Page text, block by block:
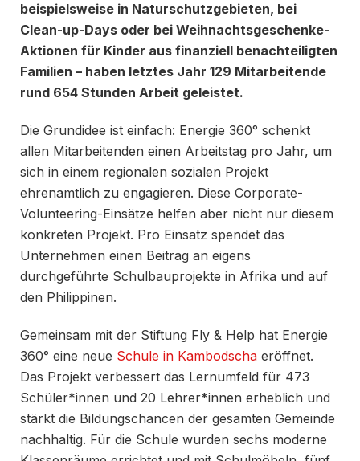
beispielsweise in Naturschutzgebieten, bei
Clean-up-Days oder bei Weihnachtsgeschenke-
Aktionen für Kinder aus finanziell benachteiligten
Familien – haben letztes Jahr 129 Mitarbeitende
rund 654 Stunden Arbeit geleistet.
Die Grundidee ist einfach: Energie 360° schenkt
allen Mitarbeitenden einen Arbeitstag pro Jahr, um
sich in einem regionalen sozialen Projekt
ehrenamtlich zu engagieren. Diese Corporate-
Volunteering-Einsätze helfen aber nicht nur diesem
konkreten Projekt. Pro Einsatz spendet das
Unternehmen einen Beitrag an eigens
durchgeführte Schulbauprojekte in Afrika und auf
den Philippinen.
Gemeinsam mit der Stiftung Fly & Help hat Energie
360° eine neue Schule in Kambodscha eröffnet.
Das Projekt verbessert das Lernumfeld für 473
Schüler*innen und 20 Lehrer*innen erheblich und
stärkt die Bildungschancen der gesamten Gemeinde
nachhaltig. Für die Schule wurden sechs moderne